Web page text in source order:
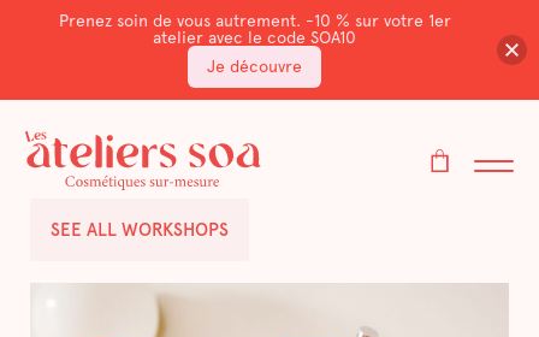
SEE ALL WORKSHOPS
Prenez soin de vous autrement. -10 % sur votre 1er
atelier avec le code SOA10
Je découvre